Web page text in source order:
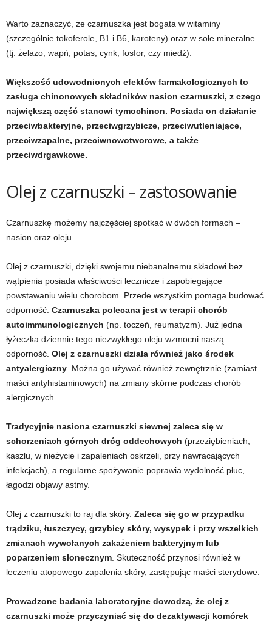
Warto zaznaczyć, że czarnuszka jest bogata w witaminy
(szczególnie tokoferole, B1 i B6, karoteny) oraz w sole mineralne
(tj. żelazo, wapń, potas, cynk, fosfor, czy miedź).
Większość udowodnionych efektów farmakologicznych to
zasługa chinonowych składników nasion czarnuszki, z czego
największą część stanowi tymochinon. Posiada on działanie
przeciwbakteryjne, przeciwgrzybicze, przeciwutleniające,
przeciwzapalne, przeciwnowotworowe, a także
przeciwdrgawkowe.
Olej z czarnuszki – zastosowanie
Czarnuszkę możemy najczęściej spotkać w dwóch formach –
nasion oraz oleju.
Olej z czarnuszki, dzięki swojemu niebanalnemu składowi bez
wątpienia posiada właściwości lecznicze i zapobiegające
powstawaniu wielu chorobom. Przede wszystkim pomaga budować
odporność. Czarnuszka polecana jest w terapii chorób
autoimmunologicznych (np. toczeń, reumatyzm). Już jedna
łyżeczka dziennie tego niezwykłego oleju wzmocni naszą
odporność. Olej z czarnuszki działa również jako środek
antyalergiczny . Można go używać również zewnętrznie (zamiast
maści antyhistaminowych) na zmiany skórne podczas chorób
alergicznych.
Tradycyjnie nasiona czarnuszki siewnej zaleca się w
schorzeniach górnych dróg oddechowych (przeziębieniach,
kaszlu, w nieżycie i zapaleniach oskrzeli, przy nawracających
infekcjach), a regularne spożywanie poprawia wydolność płuc,
łagodzi objawy astmy.
Olej z czarnuszki to raj dla skóry. Zaleca się go w przypadku
trądziku, łuszczycy, grzybicy skóry, wysypek i przy wszelkich
zmianach wywołanych zakażeniem bakteryjnym lub
poparzeniem słonecznym . Skuteczność przynosi również w
leczeniu atopowego zapalenia skóry, zastępując maści sterydowe.
Prowadzone badania laboratoryjne dowodzą, że olej z
czarnuszki może przyczyniać się do dezaktywacji komórek